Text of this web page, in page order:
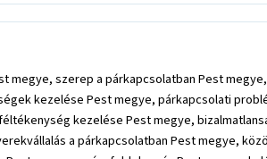
kezelése Budapest, félénkség kezelése Budapest, inaktivitás kezelése Budapest, önérvényesítés kezelése Budapest, önismereti tréner Budapest, coach Budapest, life coach Budapest, life coaching Budapest, konfliktuskezelés Budapest, életvezetési tanácsadás Budapest, életvezetési tanácsadó Budapest, egyéni coaching Budapest, munkahelyi problémák kezelése Budapest, munkahelyi feszültségek kezelése Budapest, munkahelyi stressz kezelése Budapest, feszültség kezelés Budapest, stresszkezelés Budapest, családon belüli viták kezelése Budapest, családon belüli viták megoldása Budapest, konfliktus kezelés Budapest, elszakadás a szülőktől Budapest, önálló élet kihívásai Budapest, jövőkép hiánya Budapest, gyermekvállalás tanácsadás Budapest, családalapítás tanácsadás Budapest, házassági tanácsadás Budapest, életközépi válság kezelése Budapest, újrakezdési nehézségek kezelése Budapest, spirituális válság kezelése Budapest, személyiségfejlesztés Budapest, társkeresés Budapest, párválasztás Budapest, kapcsolati krízis kezelés Budapest, szerelmi csalódás feldolgozása Budapest, szorongás kezelés Budapest, párterápia 1. kerület, párkapcsolati tanácsadás 1. kerület, párkapcsolati segítség 1. kerület, szerep a párkapcsolatban 1. kerület, együttműködés a párkapcsolatban 1. kerület, kommunikáció a párkapcsolatban 1. kerület, párkapcsolat fejlesztése 1. kerület, párkapcsolati nehézségek kezelése 1. kerület, párkapcsolati problémák kezelése 1. kerület, intimitás elvesztése 1. kerület, intimitás a párkapcsolatban 1. kerület, szex problémák a párkapcsolatban 1. kerület, féltékenység kezelése 1. kerület, bizalmatlanság kezelése 1. kerület, elköteleződés hiánya 1. kerület, párkapcsolati különbségek kezelése 1. kerület, időbeosztás kialakítása 1. kerület, gyerekvállalás a párkapcsolatban 1. kerület, közös célok a párkapcsolatban 1. kerület, elhidegülés a párkapcsolatban 1. kerület, megcsalás a párkapcsolatban 1. kerület, trauma kezelése 1. kerület, gyászfeldolgozás 1. kerület, halál feldolgozása 1. kerület, veszteség feldolgozása 1. kerület, boldog párkapcsolat 1. kerület, düh kezelés 1. kerület, kommunikáció fejlesztése 1. kerület, kommunikáció fejlesztés 1. kerület, együttműködés